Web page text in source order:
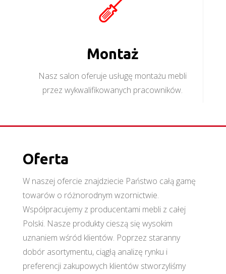
Montaż
Nasz salon oferuje usługę montażu mebli
przez wykwalifikowanych pracowników.
Oferta
W naszej ofercie znajdziecie Państwo całą gamę
towarów o różnorodnym wzornictwie.
Współpracujemy z producentami mebli z całej
Polski. Nasze produkty cieszą się wysokim
uznaniem wśród klientów. Poprzez staranny
dobór asortymentu, ciągłą analizę rynku i
preferencji zakupowych klientów stworzyliśmy